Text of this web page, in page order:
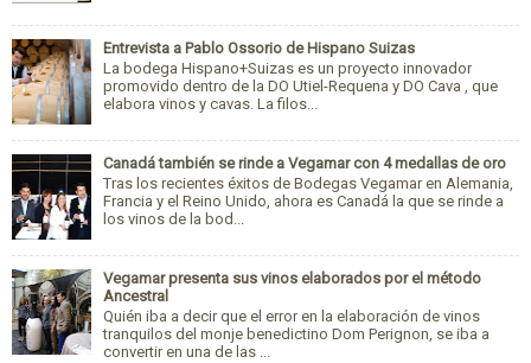
Entrevista a Pablo Ossorio de Hispano Suizas
La bodega Hispano+Suizas es un proyecto innovador
promovido dentro de la DO Utiel-Requena y DO Cava , que
elabora vinos y cavas. La filos...
Canadá también se rinde a Vegamar con 4 medallas de oro
Tras los recientes éxitos de Bodegas Vegamar en Alemania,
Francia y el Reino Unido, ahora es Canadá la que se rinde a
los vinos de la bod...
Vegamar presenta sus vinos elaborados por el método
Ancestral
Quién iba a decir que el error en la elaboración de vinos
tranquilos del monje benedictino Dom Perignon, se iba a
convertir en una de las ...